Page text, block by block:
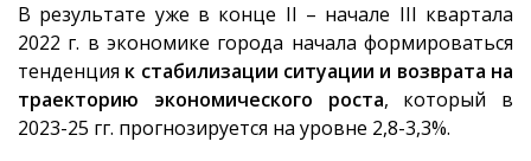
В результате уже в конце II – начале III квартала
2022 г. в экономике города начала формироваться
тенденция к стабилизации ситуации и возврата на
траекторию экономического роста, который в
2023-25 гг. прогнозируется на уровне 2,8-3,3%.